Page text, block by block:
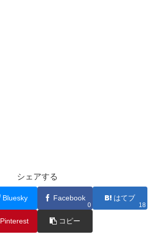
シェアする
Bluesky Facebook
0
はてブ
18
Pinterest コピー